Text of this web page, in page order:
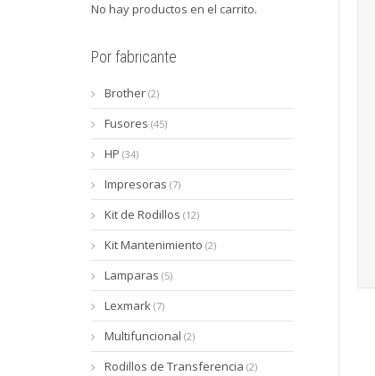
No hay productos en el carrito.
Por fabricante
Brother (2)
Fusores (45)
HP (34)
Impresoras (7)
Kit de Rodillos (12)
Kit Mantenimiento (2)
Lamparas (5)
Lexmark (7)
Multifuncional (2)
Rodillos de Transferencia (2)